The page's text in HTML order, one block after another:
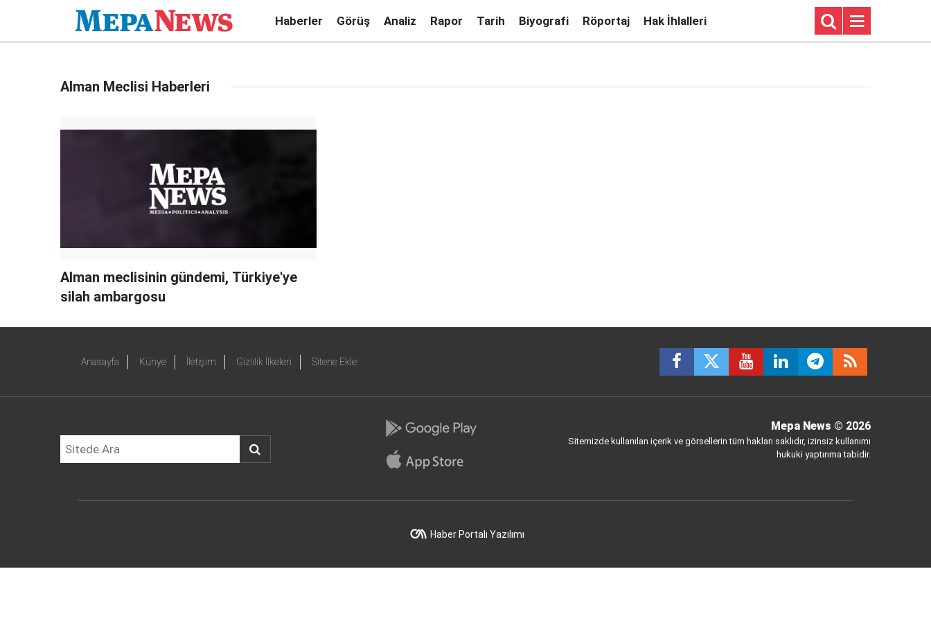
Haberler Görüş Analiz Rapor Tarih Biyografi Röportaj Hak İhlalleri
Alman Meclisi Haberleri
Alman meclisinin gündemi, Türkiye'ye
silah ambargosu
Anasayfa Künye İletişim Gizlilik İlkeleri Sitene Ekle
Mepa News © 2026
Sitemizde kullanılan içerik ve görsellerin tüm hakları saklıdır, izinsiz kullanımı
hukuki yaptırıma tabidir.
Haber Portalı Yazılımı